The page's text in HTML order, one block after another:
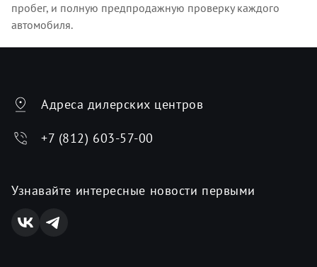
пробег, и полную предпродажную проверку каждого
автомобиля.
Адреса дилерских центров
+7 (812) 603-57-00
Узнавайте интересные новости первыми